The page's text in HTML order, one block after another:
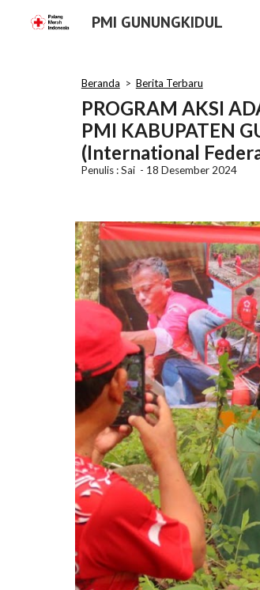
PMI GUNUNGKIDUL
Beranda > Berita Terbaru
PROGRAM AKSI
PMI KABUPATEN
(International
Penulis : Sai - 18 Desember2024